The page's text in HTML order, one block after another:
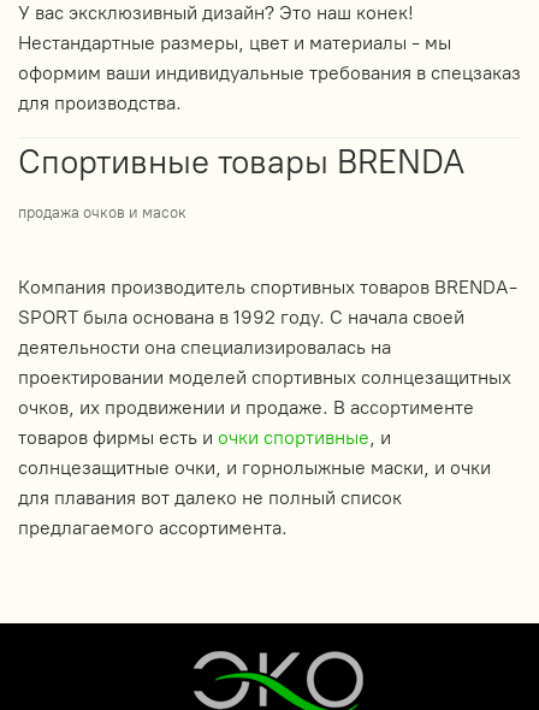
У вас эксклюзивный дизайн? Это наш конек!
Нестандартные размеры, цвет и материалы - мы
оформим ваши индивидуальные требования в спецзаказ
для производства.
Спортивные товары BRENDA
продажа очков и масок
Компания производитель спортивных товаров BRENDA-
SPORT была основана в 1992 году. С начала своей
деятельности она специализировалась на
проектировании моделей спортивных солнцезащитных
очков, их продвижении и продаже. В ассортименте
товаров фирмы есть и очки спортивные, и
солнцезащитные очки, и горнолыжные маски, и очки
для плавания вот далеко не полный список
предлагаемого ассортимента.